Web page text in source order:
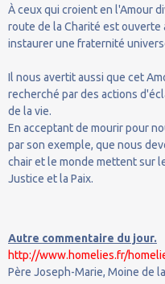
À ceux qui croient en l'Amour
route de la Charité est
instaurer une fraternité
Il nous avertit aussi que cet
recherché par des actions
de la vie.
En acceptant de mourir pour
par son exemple, que nous
chair et le monde mettent sur
Justice et la Paix.
Autre commentaire du jour.
http://www.homelies.fr/
Père Joseph-Marie, Moine de